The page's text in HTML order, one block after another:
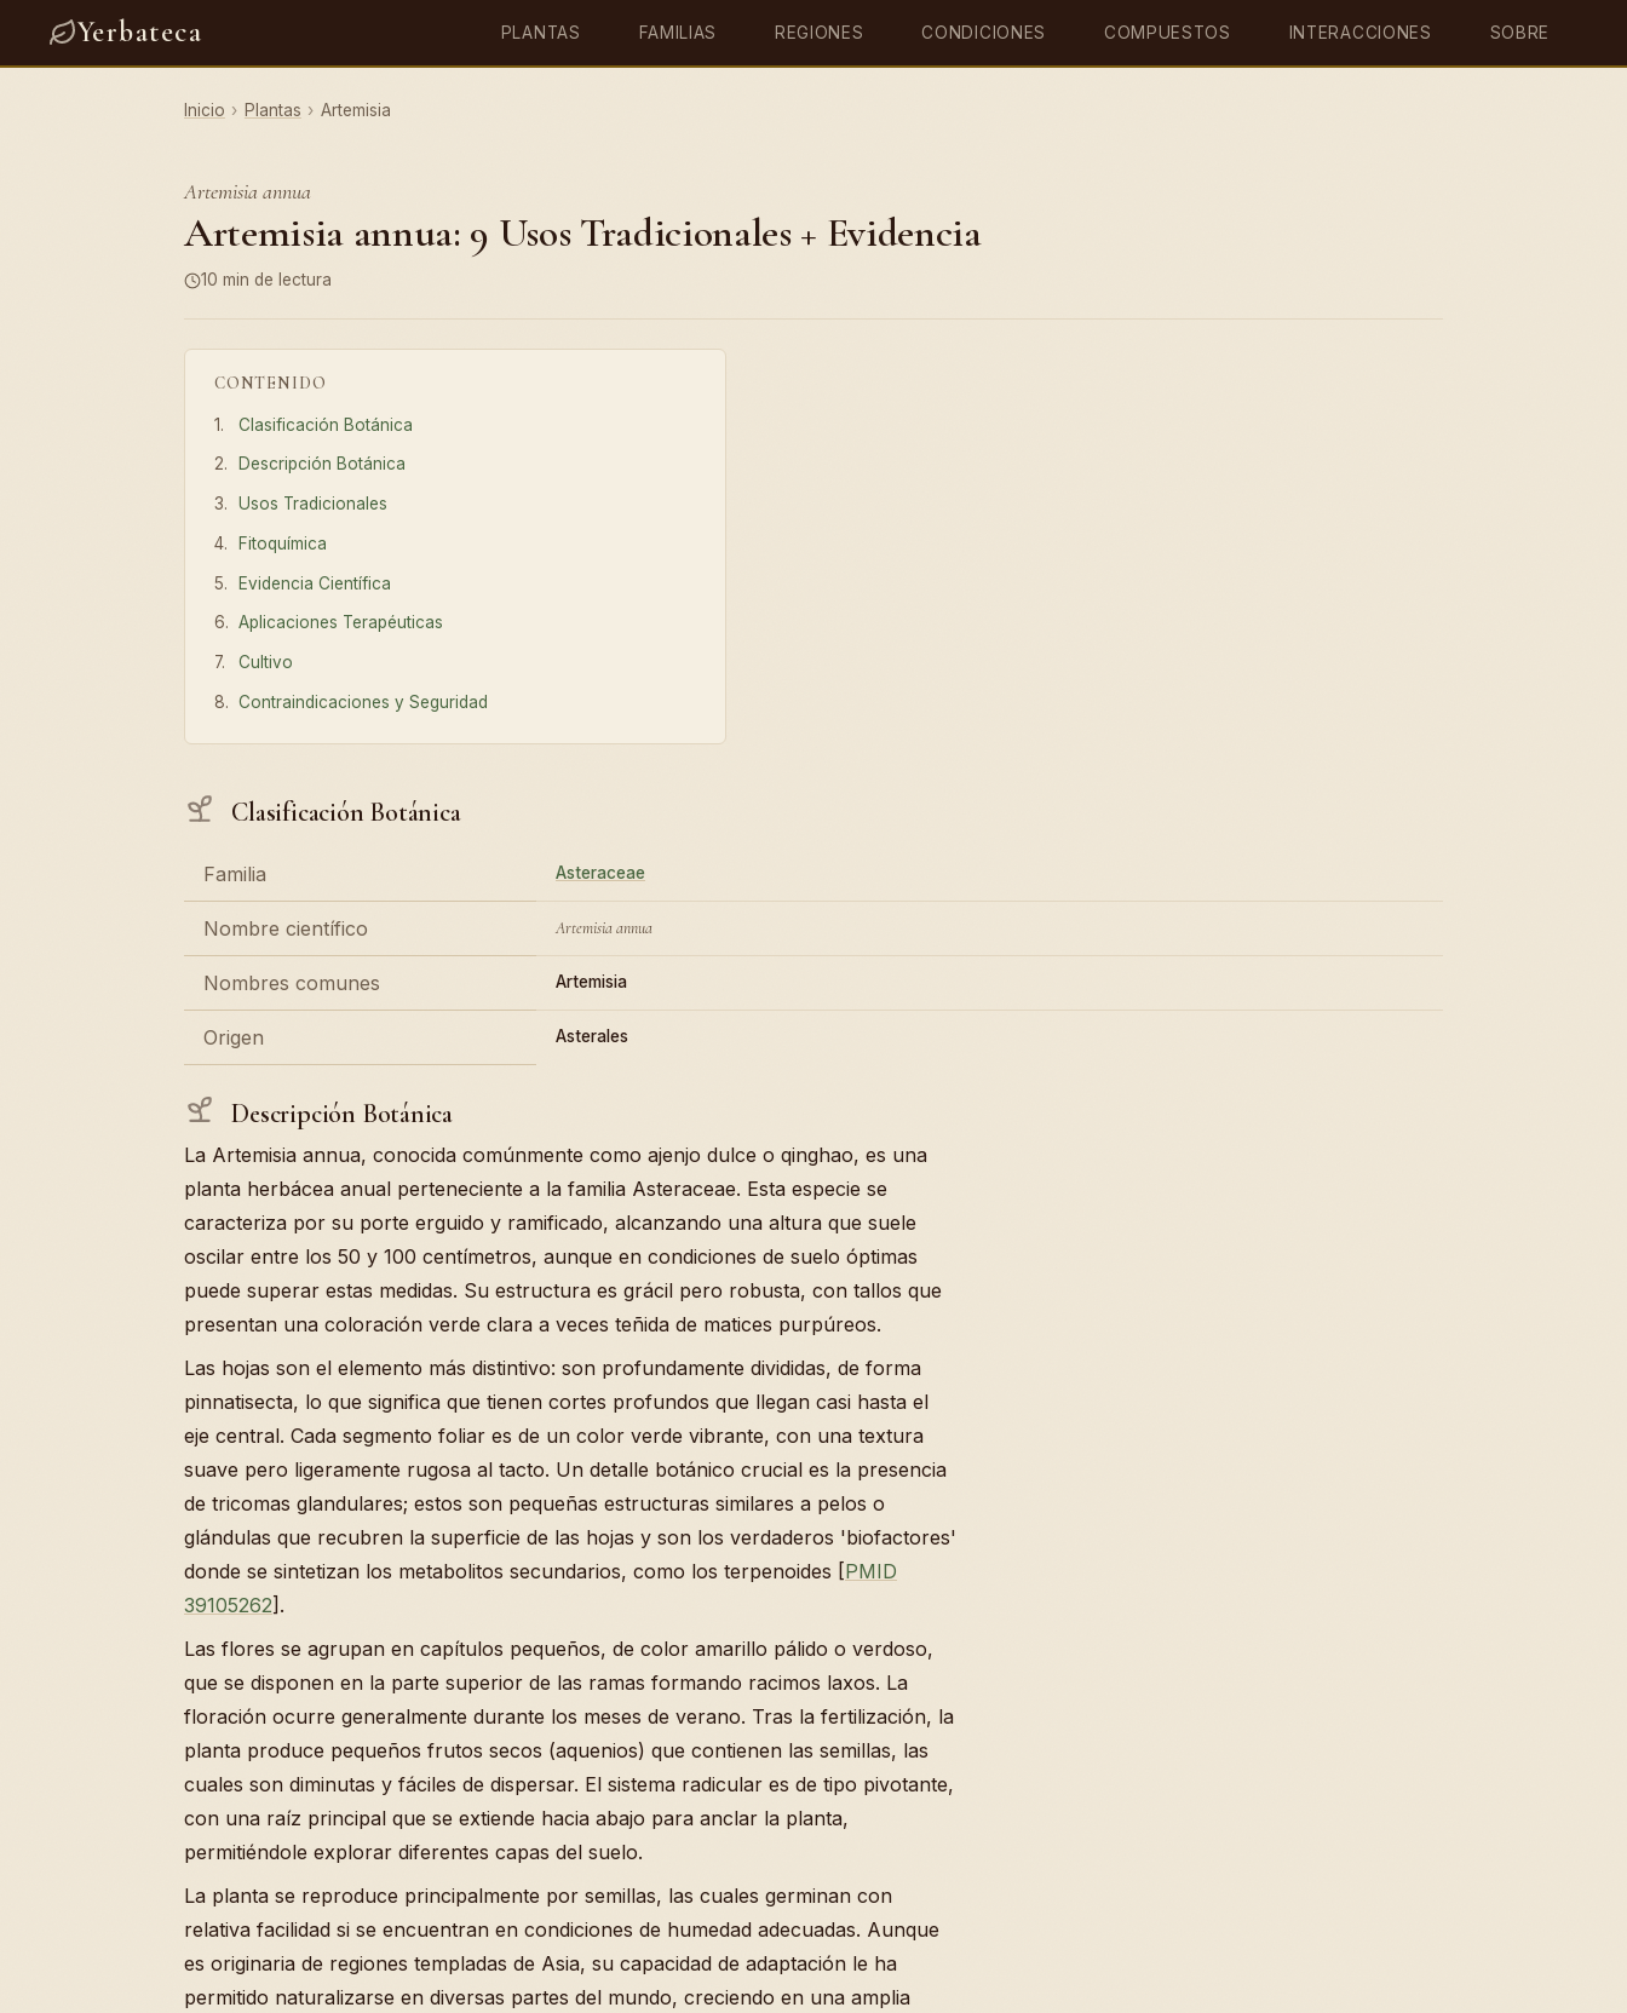
Yerbateca PLANTAS FAMILIAS REGIONES CONDICIONES COMPUESTOS INTERACCIONES SOBRE
Inicio › Plantas › Artemisia
Artemisia annua
Artemisia annua: 9 Usos Tradicionales + Evidencia
10 min de lectura
CONTENIDO
Clasificación Botánica
Descripción Botánica
Usos Tradicionales
Fitoquímica
Evidencia Científica
Aplicaciones Terapéuticas
Cultivo
Contraindicaciones y Seguridad
Clasificación Botánica
Familia Asteraceae
Nombre científico Artemisia annua
Nombres comunes Artemisia
Origen Asterales
Descripción Botánica
La Artemisia annua, conocida comúnmente como ajenjo dulce o qinghao, es una
planta herbácea anual perteneciente a la familia Asteraceae. Esta especie se
caracteriza por su porte erguido y ramificado, alcanzando una altura que suele
oscilar entre los 50 y 100 centímetros, aunque en condiciones de suelo óptimas
puede superar estas medidas. Su estructura es grácil pero robusta, con tallos que
presentan una coloración verde clara a veces teñida de matices purpúreos.
Las hojas son el elemento más distintivo: son profundamente divididas, de forma
pinnatisecta, lo que significa que tienen cortes profundos que llegan casi hasta el
eje central. Cada segmento foliar es de un color verde vibrante, con una textura
suave pero ligeramente rugosa al tacto. Un detalle botánico crucial es la presencia
de tricomas glandulares; estos son pequeñas estructuras similares a pelos o
glándulas que recubren la superficie de las hojas y son los verdaderos 'biofactores'
donde se sintetizan los metabolitos secundarios, como los terpenoides [PMID
39105262].
Las flores se agrupan en capítulos pequeños, de color amarillo pálido o verdoso,
que se disponen en la parte superior de las ramas formando racimos laxos. La
floración ocurre generalmente durante los meses de verano. Tras la fertilización, la
planta produce pequeños frutos secos (aquenios) que contienen las semillas, las
cuales son diminutas y fáciles de dispersar. El sistema radicular es de tipo pivotante,
con una raíz principal que se extiende hacia abajo para anclar la planta,
permitiéndole explorar diferentes capas del suelo.
La planta se reproduce principalmente por semillas, las cuales germinan con
relativa facilidad si se encuentran en condiciones de humedad adecuadas. Aunque
es originaria de regiones templadas de Asia, su capacidad de adaptación le ha
permitido naturalizarse en diversas partes del mundo, creciendo en una amplia